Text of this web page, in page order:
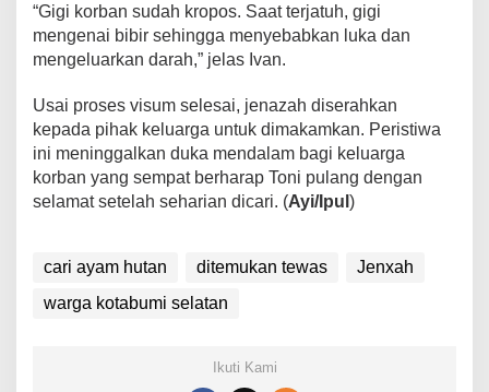
“Gigi korban sudah kropos. Saat terjatuh, gigi
mengenai bibir sehingga menyebabkan luka dan
mengeluarkan darah,” jelas Ivan.
Usai proses visum selesai, jenazah diserahkan
kepada pihak keluarga untuk dimakamkan. Peristiwa
ini meninggalkan duka mendalam bagi keluarga
korban yang sempat berharap Toni pulang dengan
selamat setelah seharian dicari. (Ayi/Ipul )
cari ayam hutan ditemukan tewas
Jenxah
warga kotabumi selatan
Ikuti Kami